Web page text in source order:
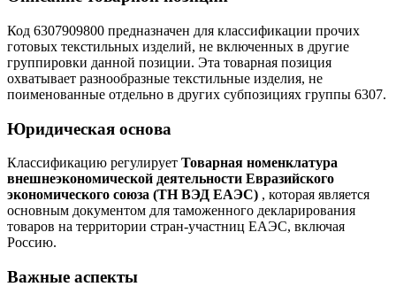
Код 6307909800 предназначен для классификации прочих
готовых текстильных изделий, не включенных в другие
группировки данной позиции. Эта товарная позиция
охватывает разнообразные текстильные изделия, не
поименованные отдельно в других субпозициях группы 6307.
Юридическая основа
Классификацию регулирует Товарная номенклатура
внешнеэкономической деятельности Евразийского
экономического союза (ТН ВЭД ЕАЭС) , которая является
основным документом для таможенного декларирования
товаров на территории стран-участниц ЕАЭС, включая
Россию.
Важные аспекты